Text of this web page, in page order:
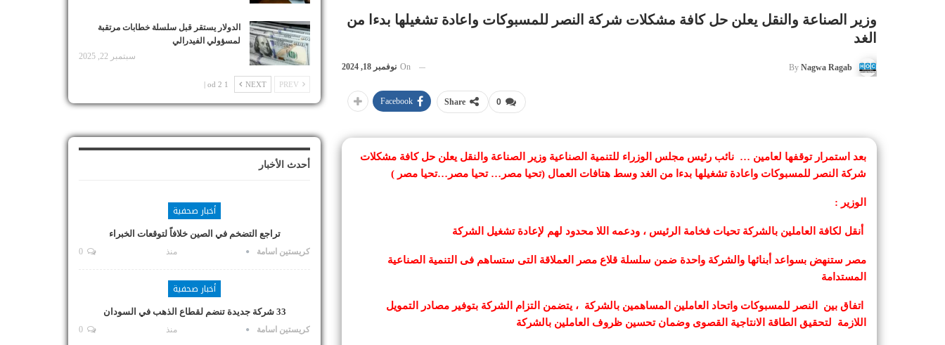
وزير الصناعة والنقل يعلن حل كافة مشكلات شركة النصر للمسبوكات واعادة تشغيلها بدءا من
الغد
By Nagwa Ragab
On نوفمبر 18, 2024
0
Share
Facebook
بعد استمرار توقفها لعامين … نائب رئيس مجلس الوزراء للتنمية الصناعية وزير الصناعة والنقل يعلن حل كافة مشكلات
شركة النصر للمسبوكات واعادة تشغيلها بدءا من الغد وسط هتافات العمال (تحيا مصر… تحيا مصر…تحيا مصر )
الوزير :
أنقل لكافة العاملين بالشركة تحيات فخامة الرئيس ، ودعمه اللا محدود لهم لإعادة تشغيل الشركة
مصر ستنهض بسواعد أبنائها والشركة واحدة ضمن سلسلة قلاع مصر العملاقة التى ستساهم فى التنمية الصناعية
المستدامة
اتفاق بين النصر للمسبوكات واتحاد العاملين المساهمين بالشركة ، يتضمن التزام الشركة بتوفير مصادر التمويل
اللازمة لتحقيق الطاقة الانتاجية القصوى وضمان تحسين ظروف العاملين بالشركة
الدولار يستقر قبل سلسلة خطابات مرتقبة
لمسؤولي الفيدرالي
سبتمبر 22, 2025
NEXT
1 od 2 |
أحدث الأخبار
أخبار صحفية
تراجع التضخم في الصين خلافاً لتوقعات الخبراء
كريستين اسامة منذ
أخبار صحفية
33 شركة جديدة تنضم لقطاع الذهب في السودان
كريستين اسامة منذ